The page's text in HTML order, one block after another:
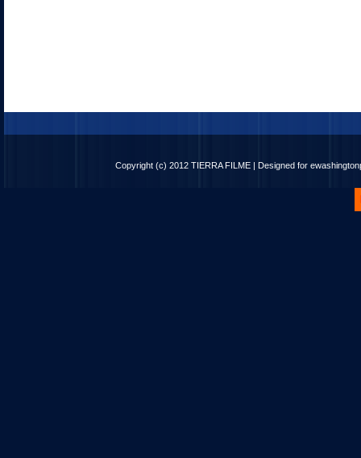
Copyright (c) 2012 TIERRA FILME | Designed for